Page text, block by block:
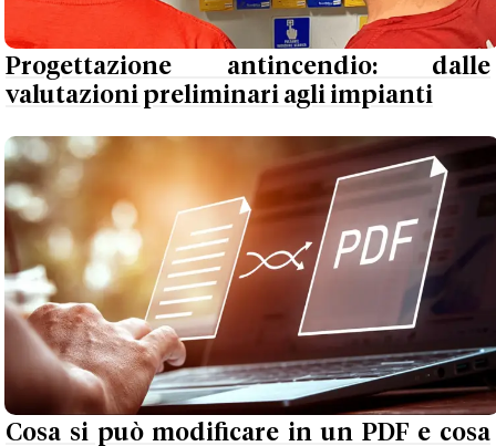
Progettazione antincendio: dalle
valutazioni preliminari agli impianti
Cosa si può modificare in un PDF e cosa